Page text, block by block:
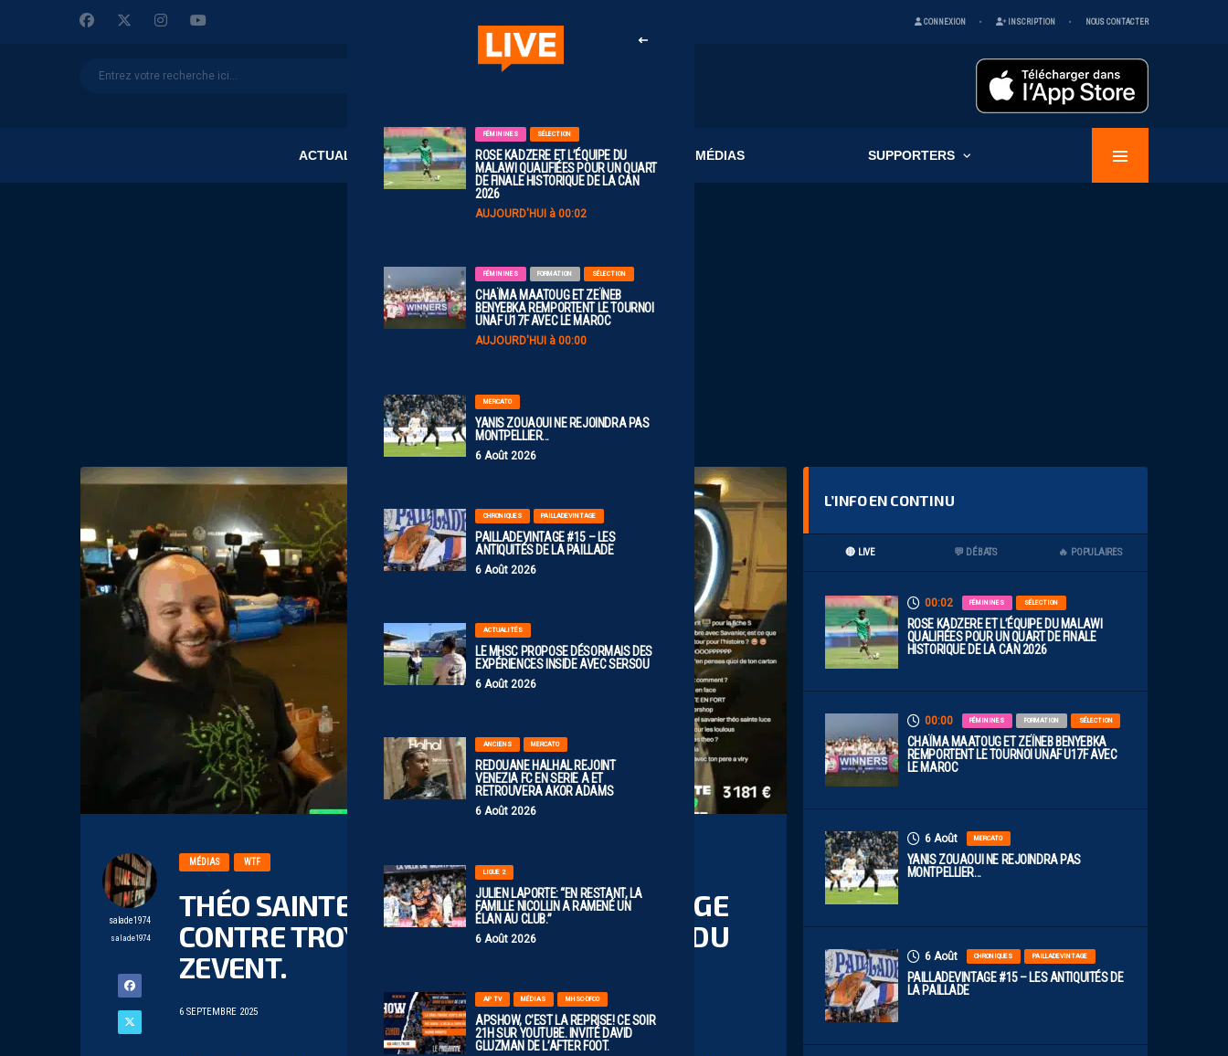
CONNEXION INSCRIPTION NOUS CONTACTER
ACTUALITÉS CLUB MÉDIAS SUPPORTERS
FÉMININES SÉLECTION
ROSE KADZERE ET L’ÉQUIPE DU
MALAWI QUALIFIÉES POUR UN QUART
DE FINALE HISTORIQUE DE LA CAN
2026
AUJOURD'HUI à 00:02
FÉMININES FORMATION SÉLECTION
CHAÏMA MAATOUG ET ZEÏNEB
BENYEBKA REMPORTENT LE TOURNOI
UNAF U17F AVEC LE MAROC
AUJOURD'HUI à 00:00
MERCATO
YANIS ZOUAOUI NE REJOINDRA PAS
MONTPELLIER…
6 Août 2026
CHRONIQUES PAILLADEVINTAGE
PAILLADEVINTAGE #15 – LES
ANTIQUITÉS DE LA PAILLADE
6 Août 2026
ACTUALITÉS
LE MHSC PROPOSE DÉSORMAIS DES
EXPÉRIENCES INSIDE AVEC SERSOU
6 Août 2026
ANCIENS MERCATO
REDOUANE HALHAL REJOINT
VENEZIA FC EN SERIE A ET
RETROUVERA AKOR ADAMS
6 Août 2026
LIGUE 2
JULIEN LAPORTE: “EN RESTANT, LA
FAMILLE NICOLLIN A RAMENÉ UN
ÉLAN AU CLUB.”
6 Août 2026
AP TV MÉDIAS MHSC-DFCO
APSHOW, C’EST LA REPRISE! CE SOIR
21H SUR YOUTUBE. INVITÉ DAVID
GLUZMAN DE L’AFTER FOOT.
salade1974
salade1974
MÉDIAS WTF
THÉO SAINTE-LUCE RIGOLE DE SON ROUGE
CONTRE TROYES AVEC ZACK NANI LORS DU
ZEVENT.
6 SEPTEMBRE 2025
L’INFO EN CONTINU
🔴 LIVE 💬 DÉBATS 🔥 POPULAIRES
00:02 FÉMININES SÉLECTION
ROSE KADZERE ET L’ÉQUIPE DU MALAWI
QUALIFIÉES POUR UN QUART DE FINALE
HISTORIQUE DE LA CAN 2026
00:00 FÉMININES FORMATION SÉLECTION
CHAÏMA MAATOUG ET ZEÏNEB BENYEBKA
REMPORTENT LE TOURNOI UNAF U17F AVEC
LE MAROC
6 Août MERCATO
YANIS ZOUAOUI NE REJOINDRA PAS
MONTPELLIER…
6 Août CHRONIQUES PAILLADEVINTAGE
PAILLADEVINTAGE #15 – LES ANTIQUITÉS DE
LA PAILLADE